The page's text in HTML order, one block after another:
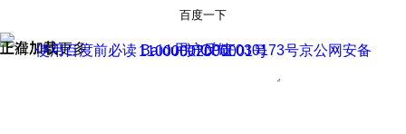
百度一下
正在加载
上滑加载更多 用户反馈
使用百度前必读 Baidu 京ICP证030173号
京公网安备11000002000001号